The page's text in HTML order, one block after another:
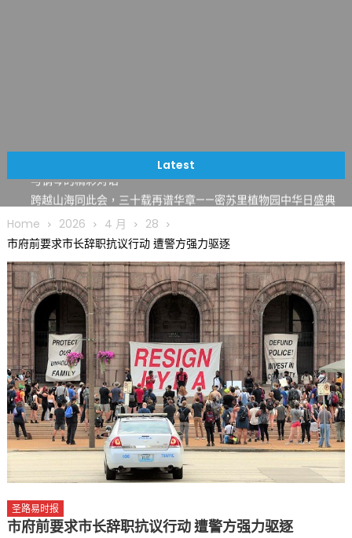
Latest
筝声与琴韵交汇：刘励(Li Statler)与钢琴家Darek演绎一场古筝
跨越山海同此会，三十载再谱华章——密苏里植物园中华日盛典
圣路易龙舟俱乐部5月16日龙舟体验日 邀请各界亲身体验划行乐
趣 + 水上竞速魅力
三十二载跨越时空的相逢
执掌密苏里植物园近四十年 致力推动全球植物多样性研究与中美
合作 Peter Raven 博士逝世 享年89岁
一晃三十年，初夏又相逢。中华日，等你来赴约 —— 密苏里植物
园“中华日三十周年特别报道（五）
筝声与琴韵交汇：刘励(Li Statler)与钢琴家Darek演绎一场古筝
与钢琴的精彩对话
Home 2026 4 月
28
市府前要求市长辞职抗议行动 遭警方强力驱逐
圣路易时报
市府前要求市长辞职抗议行动 遭警方强力驱逐